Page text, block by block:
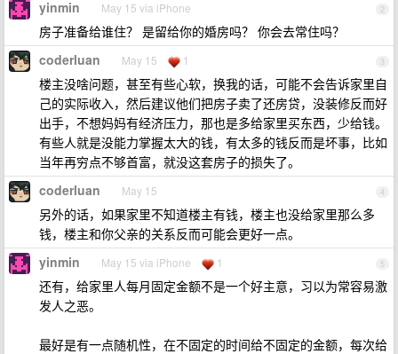
2
yinmin May 15 via iPhone
房子准备给谁住？ 是留给你的婚房吗？ 你会去常住吗？
3
coderluan May 15 1
楼主没啥问题，甚至有些心软，换我的话，可能不会告诉家里自
己的实际收入，然后建议他们把房子卖了还房贷，没装修反而好
出手，不想妈妈有经济压力，那也是多给家里买东西，少给钱。
有些人就是没能力掌握太大的钱，有太多的钱反而是坏事，比如
当年再穷点不够首富，就没这套房子的损失了。
4
coderluan May 15
另外的话，如果家里不知道楼主有钱，楼主也没给家里那么多
钱，楼主和你父亲的关系反而可能会更好一点。
5
yinmin May 15 via iPhone 1
还有，给家里人每月固定金额不是一个好主意，习以为常容易激
发人之恶。
最好是有一点随机性，在不固定的时间给不固定的金额，每次给